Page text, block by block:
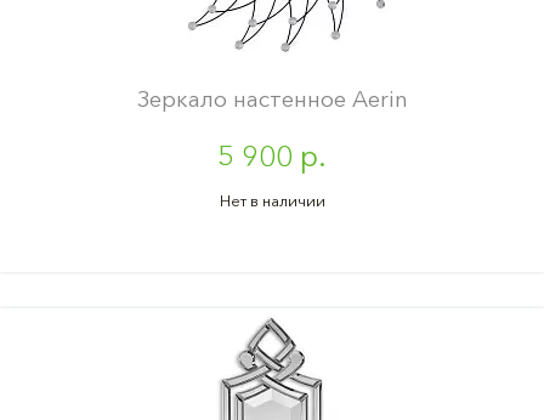
Зеркало настенное Aerin
5 900 р.
Нет в наличии